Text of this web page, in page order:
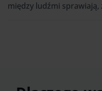
między ludźmi